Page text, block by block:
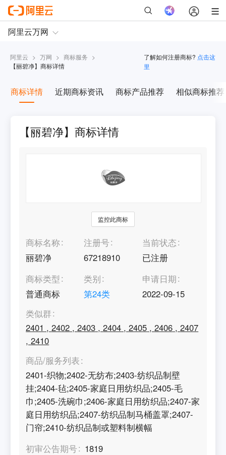
阿里云 > 万网 > 商标服务 >
【丽碧净】商标详情
了解如何注册商标? 点击这
里
商标详情 近期商标资讯 商标产品推荐 相似商标推荐
【丽碧净】商标详情
监控此商标
商标名称
丽碧净
注册号
67218910
当前状态
已注册
商标类型
普通商标
类别
第24类
申请日期
2022-09-15
类似群
2401 ,2402 ,2403 ,2404 ,2405 ,2406 ,2407
,2410
商品/服务列表
2401-织物;2402-无纺布;2403-纺织品制壁
挂;2404-毡;2405-家庭日用纺织品;2405-毛
巾;2405-洗碗巾;2406-家庭日用纺织品;2407-家
庭日用纺织品;2407-纺织品制马桶盖罩;2407-
门帘;2410-纺织品制或塑料制横幅
初审公告期号
1819